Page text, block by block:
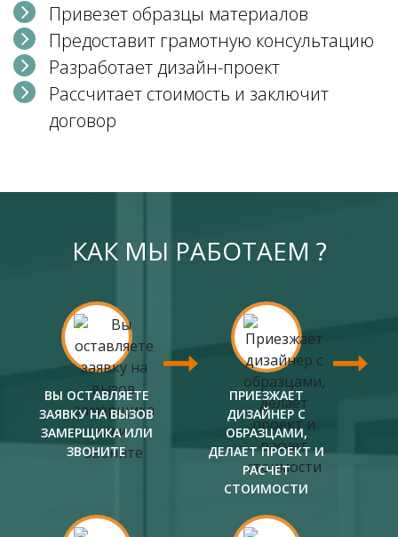
Привезет образцы материалов
Предоставит грамотную консультацию
Разработает дизайн-проект
Рассчитает стоимость и заключит
договор
КАК МЫ РАБОТАЕМ ?
ВЫ ОСТАВЛЯЕТЕ
ЗАЯВКУ НА ВЫЗОВ
ЗАМЕРЩИКА ИЛИ
ЗВОНИТЕ
ПРИЕЗЖАЕТ
ДИЗАЙНЕР С
ОБРАЗЦАМИ,
ДЕЛАЕТ ПРОЕКТ И
РАСЧЕТ
СТОИМОСТИ